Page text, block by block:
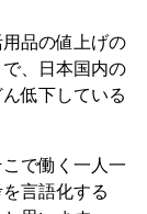
品の値上げの
、日本国内の
低下している
で働く一人一
言語化する